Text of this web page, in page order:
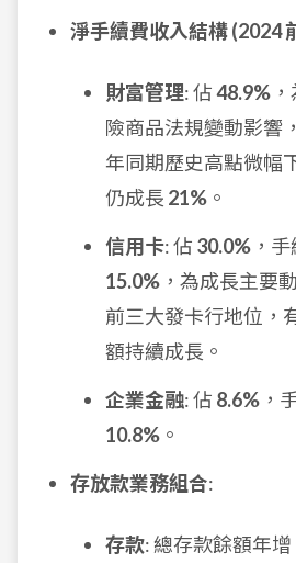
淨手續費收入結構 (2024
財富管理: 佔48.9%
險商品法規變動影響
年同期歷史高點微幅
仍成長 21% 。
信用卡: 佔 30.0% ，
15.0% ，為成長主要
前三大發卡行地位，
額持續成長。
企業金融: 佔 8.6% ，
10.8% 。
存放款業務組合:
存款: 總存款餘額年增